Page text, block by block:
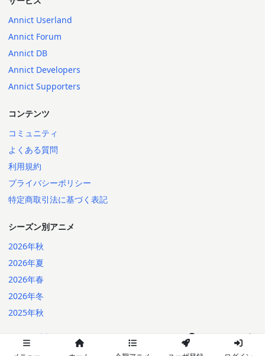
Annict Userland
Annict Forum
Annict DB
Annict Developers
Annict Supporters
コンテンツ
コミュニティ
よくある質問
利用規約
プライバシーポリシー
特定商取引法に基づく表記
シーズン別アニメ
2026年秋
2026年夏
2026年春
2026年冬
2025年秋
言語: 日本語 English
2014-2026 Annict